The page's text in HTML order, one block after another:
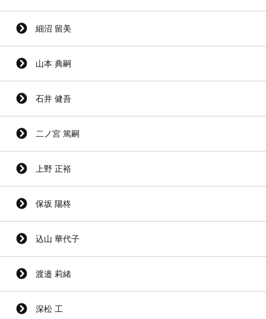
細沼 留美
山本 典嗣
石井 健吾
二ノ宮 篤嗣
上野 正裕
保坂 陽柊
込山 華代子
渡邉 莉緒
深松 工